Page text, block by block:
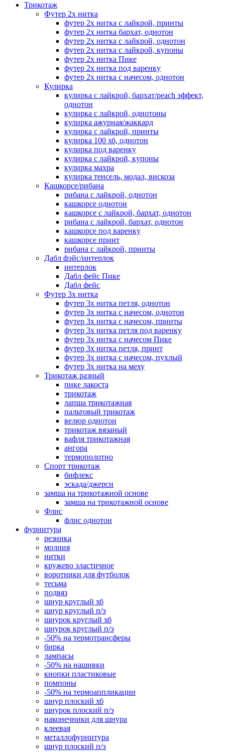
Трикотаж
Футер 2х нитка
футер 2х нитка с лайкрой, принты
футер 2х нитка бархат, однотон
футер 2х нитка с лайкрой, однотон
футер 2х нитка с лайкрой, купоны
футер 2х нитка Пике
футер 2х нитка под варенку
футер 2х нитка с начесом, однотон
Кулирка
кулирка с лайкрой, бархат/peach эффект,
однотон
кулирка с лайкрой, однотоны
кулирка ажурная/жаккард
кулирка с лайкрой, принты
кулирка 100 хб, однотон
кулирка под варенку
кулирка с лайкрой, купоны
кулирка махра
кулирка тенсель, модал, вискоза
Кашкорсе/рибана
рибана с лайкрой, однотон
кашкорсе однотон
кашкорсе с лайкрой, бархат, однотон
рибана с лайкрой, бархат, однотон
кашкорсе под варенку
кашкорсе принт
рибана с лайкрой, принты
Дабл фэйс/интерлок
интерлок
Дабл фейс Пике
Дабл фейс
Футер 3х нитка
футер 3х нитка петля, однотон
футер 3х нитка с начесом, однотон
футер 3х нитка с начесом, принты
футер 3х нитка петля под варенку
футер 3х нитка с начесом Пике
футер 3х нитка петля, принт
футер 3х нитка с начесом, пухлый
футер 3х нитка на меху
Трикотаж разный
пике лакоста
трикотаж
лапша трикотажная
пальтовый трикотаж
велюр однотон
трикотаж вязаный
вафля трикотажная
ангора
термополотно
Спорт трикотаж
бифлекс
эскада/джерси
замша на трикотажной основе
замша на трикотажной основе
Флис
флис однотон
фурнитура
резинка
молния
нитки
кружево эластичное
воротники для футболок
тесьма
подвяз
шнур круглый хб
шнур круглый п/э
шнурок круглый хб
шнурок круглый п/э
-50% на термотрансферы
бирка
лампасы
-50% на нашивки
кнопки пластиковые
помпоны
-50% на термоаппликации
шнур плоский хб
шнурок плоский п/э
наконечники для шнура
клеевая
металлофурнитура
шнур плоский п/э